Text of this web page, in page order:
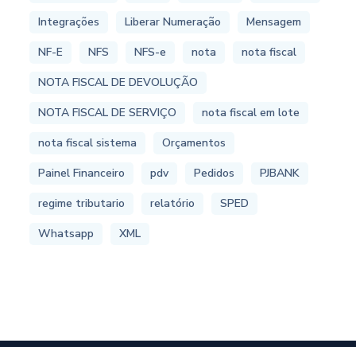
Integrações
Liberar Numeração
Mensagem
NF-E
NFS NFS-e nota
nota fiscal
NOTA FISCAL DE DEVOLUÇÃO
NOTA FISCAL DE SERVIÇO
nota fiscal em lote
nota fiscal sistema
Orçamentos
Painel Financeiro
pdv Pedidos
PJBANK
regime tributario
relatório
SPED
Whatsapp
XML